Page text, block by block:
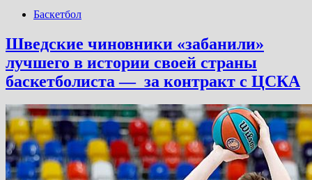
Баскетбол
Шведские чиновники «забанили»
лучшего в истории своей страны
баскетболиста — за контракт с ЦСКА